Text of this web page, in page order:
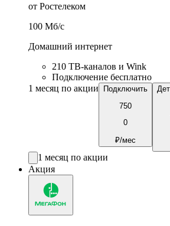
от Ростелеком
100 Мб/c
Домашний интернет
210 ТВ-каналов и Wink
Подключение бесплатно
1 месяц по акции
Подключить
750
0
₽/мес
1 месяц по акции
Акция